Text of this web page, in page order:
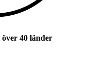
över 40 länder